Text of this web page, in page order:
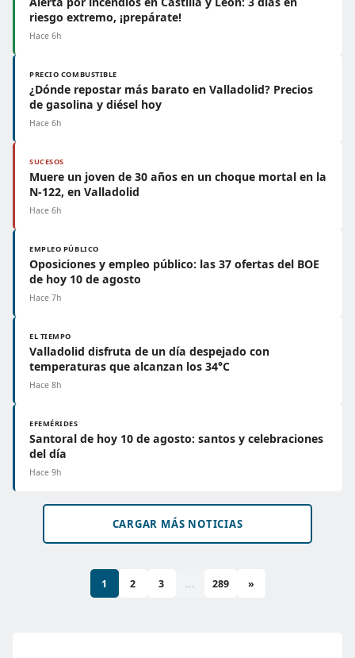
riesgo extremo, ¡prepárate!
Hace 6h
PRECIO COMBUSTIBLE
¿Dónde repostar más barato en Valladolid? Precios
de gasolina y diésel hoy
Hace 6h
SUCESOS
Muere un joven de 30 años en un choque mortal en la
N-122, en Valladolid
Hace 6h
EMPLEO PÚBLICO
Oposiciones y empleo público: las 37 ofertas del BOE
de hoy 10 de agosto
Hace 7h
EL TIEMPO
Valladolid disfruta de un día despejado con
temperaturas que alcanzan los 34°C
Hace 8h
EFEMÉRIDES
Santoral de hoy 10 de agosto: santos y celebraciones
del día
Hace 9h
CARGAR MÁS NOTICIAS
1 2 3 ... 289 »